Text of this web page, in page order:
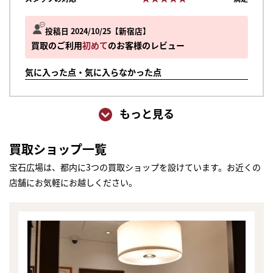
投稿日 2024/10/25 新宿店
買取のご利用初めてのお客様のレビュー
気に入った点・気に入らなかった点
もっと見る
買取ショップ一覧
宝石広場は、都内に3つの買取ショップを設けています。お近くの
店舗にお気軽にお越しください。